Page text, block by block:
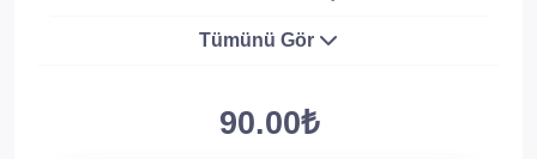
Tümünü Gör
90.00₺